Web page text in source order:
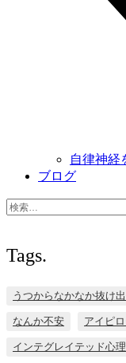
自律神経
ブログ
検
Tags.
うつからなかなか抜け
なんか不安 アイピ
インテグレイテッド心